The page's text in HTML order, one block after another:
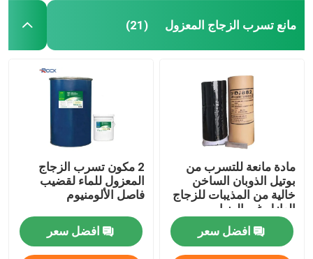
مانع تسرب الزجاج المعزول (21)
مادة مانعة للتسرب من
بوتيل الذوبان الساخن
خالية من المذيبات للزجاج
العازل غير الضبابي
افضل سعر
2 مكون تسرب الزجاج
المعزول للماء لقضيب
فاصل الألومنيوم
افضل سعر